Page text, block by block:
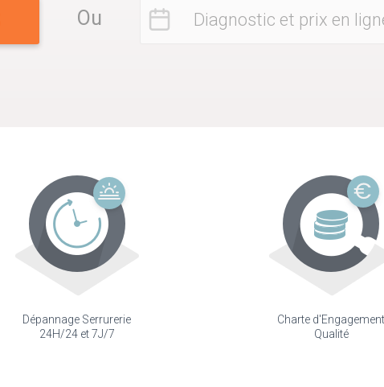
Ou Diagnostic et prix en
Dépannage Serrurerie
24H/24 et 7J/7
Charte d'Engagement
Qualité